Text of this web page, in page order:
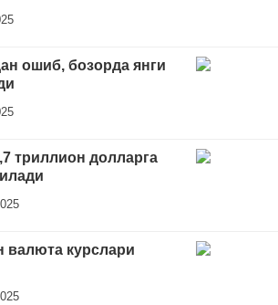
ошиб, бозорда янги
триллион долларга
валюта курслари